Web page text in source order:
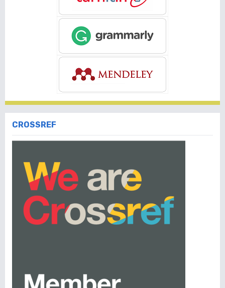
CROSSREF